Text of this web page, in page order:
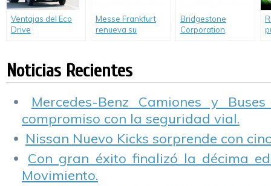
Ventajas del Eco
Drive
Messe Frankfurt
renueva su
Bridgestone
Corporation,
sustentabilidad
Noticias Recientes
Mercedes-Benz Camiones y
compromiso con la seguridad vial.
Nissan Nuevo Kicks sorprende con
Con gran éxito finalizó la décima
Movimiento.